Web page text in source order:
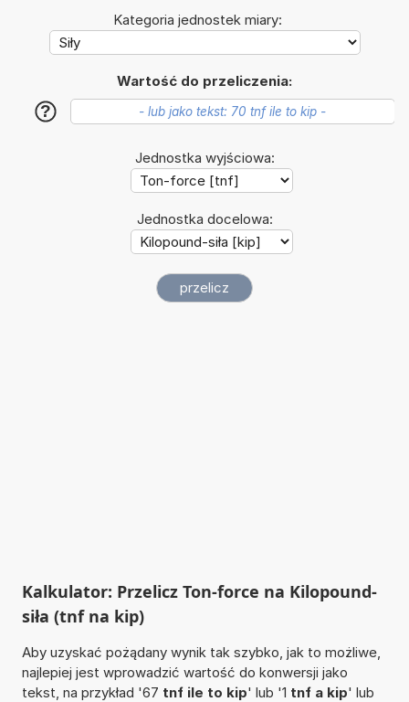
Kategoria jednostek miary:
Wartość do przeliczenia:
?
Jednostka wyjściowa:
Jednostka docelowa:
Kalkulator: Przelicz Ton-force na Kilopound-
siła (tnf na kip)
Aby uzyskać pożądany wynik tak szybko, jak to możliwe,
najlepiej jest wprowadzić wartość do konwersji jako
tekst, na przykład '67 tnf ile to kip' lub '1 tnf a kip' lub